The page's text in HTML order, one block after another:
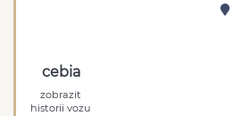
cebia
zobrazit
historii vozu